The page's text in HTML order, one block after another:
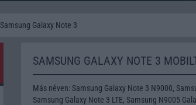
Samsung Galaxy Note 3
SAMSUNG GALAXY NOTE 3
Más néven: Samsung Galaxy Note 3 N9000,
Samsung Galaxy Note 3 LTE, Samsung N9005